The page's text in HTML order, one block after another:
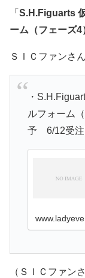
「 S.H.Figuarts
ーム（フェーズ4
ＳＩＣファンさ
・
ルフォーム
予 6/12受注
（ＳＩＣファン